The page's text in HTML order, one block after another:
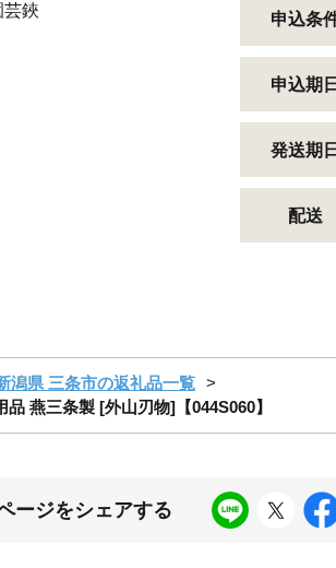
芸鋏
申込条
申込期日
発送期日
配送
潟県 三条市の返礼品一覧
燕三条製 [外山刃物]【044S060】
ージをシェアする